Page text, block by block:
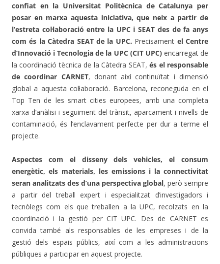
confiat en la Universitat Politècnica de Catalunya per
posar en marxa aquesta iniciativa, que neix a partir de
l’estreta col·laboració entre la UPC i SEAT des de fa anys
com és la Càtedra SEAT de la UPC. Precisament el Centre
d’Innovació i Tecnologia de la UPC (CIT UPC) encarregat de
la coordinació tècnica de la Càtedra SEAT, és el responsable
de coordinar CARNET, donant així continuïtat i dimensió
global a aquesta col·laboració. Barcelona, reconeguda en el
Top Ten de les smart cities europees, amb una completa
xarxa d’anàlisi i seguiment del trànsit, aparcament i nivells de
contaminació, és l’enclavament perfecte per dur a terme el
projecte.
Aspectes com el disseny dels vehicles, el consum
energètic, els materials, les emissions i la connectivitat
seran analitzats des d’una perspectiva global, però sempre
a partir del treball expert i especialitzat d’investigadors i
tecnòlegs com els que treballen a la UPC, recolzats en la
coordinació i la gestió per CIT UPC. Des de CARNET es
convida també als responsables de les empreses i de la
gestió dels espais públics, així com a les administracions
públiques a participar en aquest projecte.